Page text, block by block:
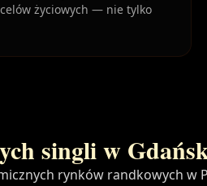
życiowych — nie tylko
singli w
rynków randkowych w